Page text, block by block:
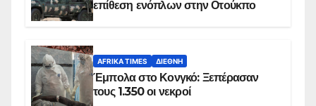
επίθεση ενόπλων στην Οτούκπο
AFRIKA TIMES ΔΙΕΘΝΉ
Έμπολα στο Κονγκό: Ξεπέρασαν
τους 1.350 οι νεκροί